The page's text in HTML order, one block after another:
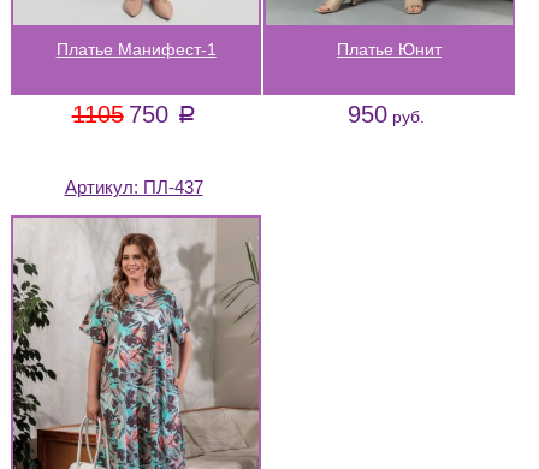
Платье Манифест-1
1105 750 a
Платье Юнит
950 руб.
Артикул: ПЛ-437